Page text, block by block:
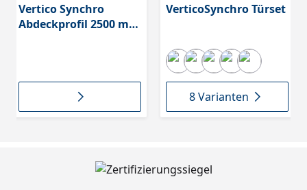
Vertico Synchro
Abdeckprofil 2500 mm
VerticoSynchro Türset
8 Varianten